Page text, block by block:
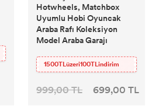
Hotwheels, Matchbox
Uyumlu Hobi Oyuncak
Araba Rafı Koleksiyon
Model Araba Garajı
1500TLüzeri100TLindirim
999,00 TL 699,00 TL